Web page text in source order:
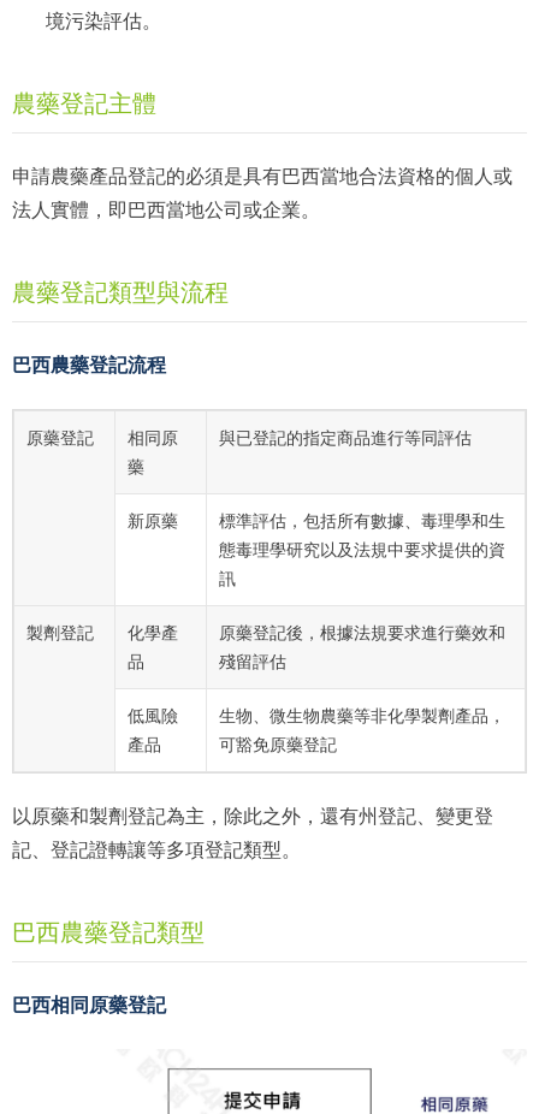
境污染評估。
農藥登記主體
申請農藥產品登記的必須是具有巴西當地合法資格的個人或
法人實體，即巴西當地公司或企業。
農藥登記類型與流程
巴西農藥登記流程
原藥登記
相同原
藥
與已登記的指定商品進行等同評估
新原藥
標準評估，包括所有數據、毒理學和生
態毒理學研究以及法規中要求提供的資
訊
製劑登記
化學產
品
原藥登記後，根據法規要求進行藥效和
殘留評估
低風險
產品
生物、微生物農藥等非化學製劑產品，
可豁免原藥登記
以原藥和製劑登記為主，除此之外，還有州登記、變更登
記、登記證轉讓等多項登記類型。
巴西農藥登記類型
巴西相同原藥登記